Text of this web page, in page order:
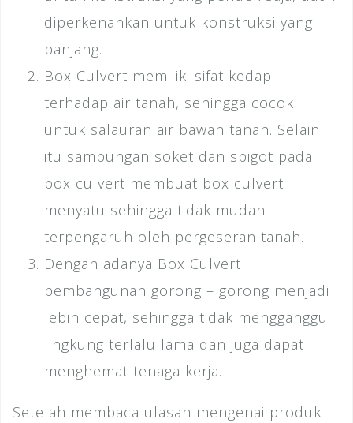
diperkenankan untuk konstruksi yang
panjang.
Box Culvert memiliki sifat kedap
terhadap air tanah, sehingga cocok
untuk salauran air bawah tanah. Selain
itu sambungan soket dan spigot pada
box culvert membuat box culvert
menyatu sehingga tidak mudan
terpengaruh oleh pergeseran tanah.
Dengan adanya Box Culvert
pembangunan gorong – gorong menjadi
lebih cepat, sehingga tidak mengganggu
lingkung terlalu lama dan juga dapat
menghemat tenaga kerja.
Setelah membaca ulasan mengenai produk